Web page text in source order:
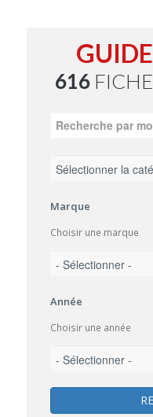
616
Marque
Choisir une marque
Année
Choisir une année